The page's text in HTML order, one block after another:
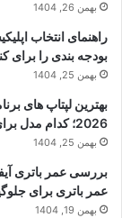
بهمن 26, 1404
راهنمای انتخاب
بودجه بندی را برای
بهمن 25, 1404
بهترین لپتاپ های
2026؛ کدام مدل برای کدنویسی سریع تر و به صرفه تر است؟
بهمن 25, 1404
عمر باتری برای
بهمن 19, 1404